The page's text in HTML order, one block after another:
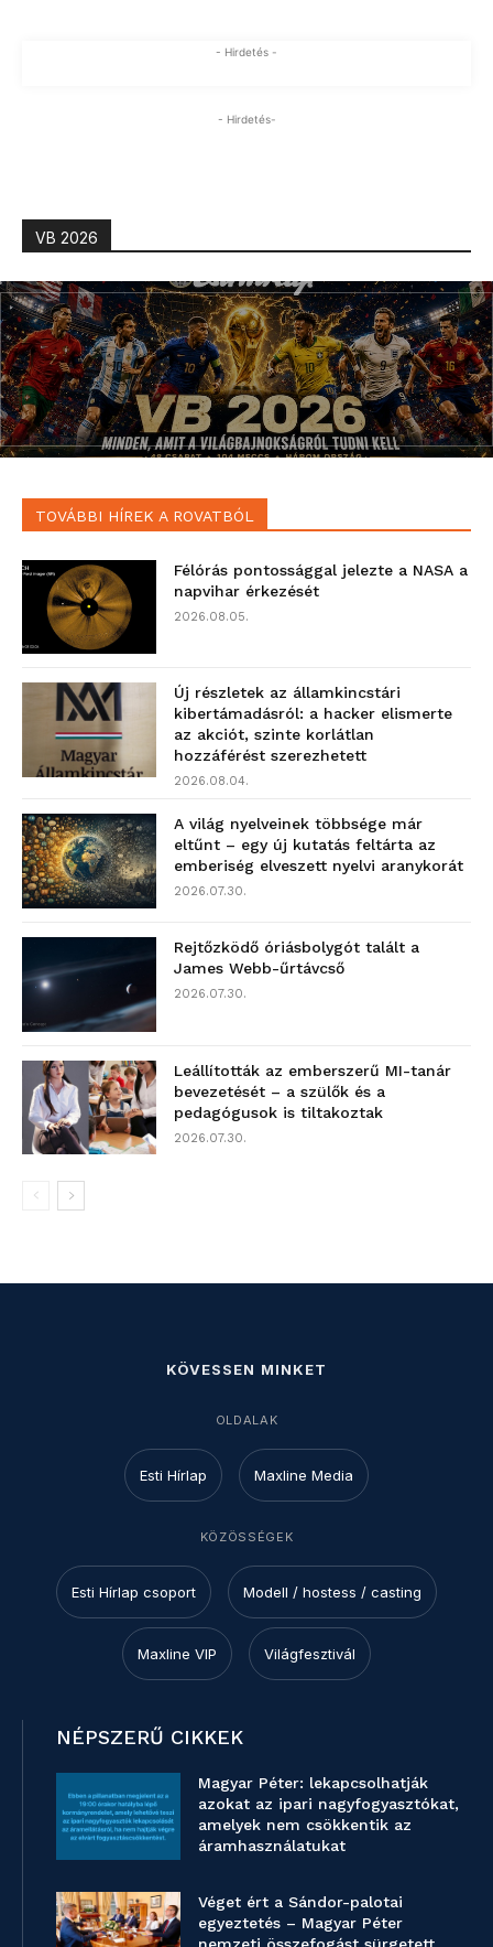
- Hirdetés -
- Hirdetés-
VB 2026
TOVÁBBI HÍREK A ROVATBÓL
Félórás pontossággal jelezte a NASA a
napvihar érkezését
2026.08.05.
Új részletek az államkincstári
kibertámadásról: a hacker elismerte
az akciót, szinte korlátlan
hozzáférést szerezhetett
2026.08.04.
A világ nyelveinek többsége már
eltűnt – egy új kutatás feltárta az
emberiség elveszett nyelvi aranykorát
2026.07.30.
Rejtőzködő óriásbolygót talált a
James Webb-űrtávcső
2026.07.30.
Leállították az emberszerű MI-tanár
bevezetését – a szülők és a
pedagógusok is tiltakoztak
2026.07.30.
KÖVESSEN MINKET
OLDALAK
Esti Hírlap Maxline Media
KÖZÖSSÉGEK
Esti Hírlap csoport Modell / hostess / casting
Maxline VIP Világfesztivál
NÉPSZERŰ CIKKEK
Magyar Péter: lekapcsolhatják
azokat az ipari nagyfogyasztókat,
amelyek nem csökkentik az
áramhasználatukat
Véget ért a Sándor-palotai
egyeztetés – Magyar Péter